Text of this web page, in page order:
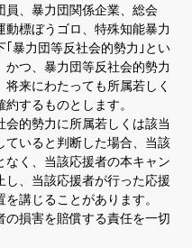
、暴力団関係企業、総会
標ぼうゴロ、特殊知能暴力
暴力団等反社会的勢力｣とい
つ、暴力団等反社会的勢力
来にわたっても所属若しく
するものとします。
的勢力に所属若しくは該当
いると判断した場合、当該
く、当該応援者の本キャン
、当該応援者が行った応援
講じることがあります。
損害を賠償する責任を一切